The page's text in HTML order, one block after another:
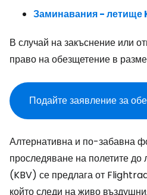
Заминавания -
В случай на закъснение или
право на обезщетение в
Подайте заявление за
Алтернативна и по-забавна
проследяване на полетите
(KBV) се предлага от
който следи на живо